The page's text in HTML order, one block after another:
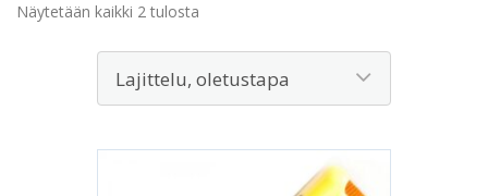
Näytetään kaikki 2 tulosta